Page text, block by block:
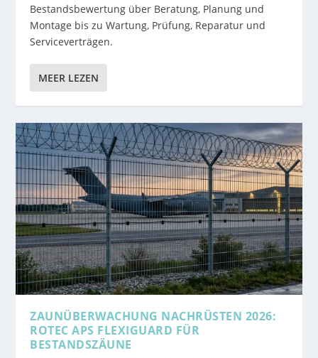
Bestandsbewertung über Beratung, Planung und
Montage bis zu Wartung, Prüfung, Reparatur und
Serviceverträgen.
MEER LEZEN
ZAUNÜBERWACHUNG NACHRÜSTEN 2026:
ROTEC APS FLEXIGUARD FÜR
BESTANDSZÄUNE